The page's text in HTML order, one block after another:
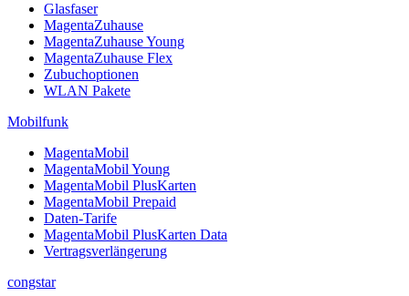
Glasfaser
MagentaZuhause
MagentaZuhause Young
MagentaZuhause Flex
Zubuchoptionen
WLAN Pakete
Mobilfunk
MagentaMobil
MagentaMobil Young
MagentaMobil PlusKarten
MagentaMobil Prepaid
Daten-Tarife
MagentaMobil PlusKarten Data
Vertragsverlängerung
congstar